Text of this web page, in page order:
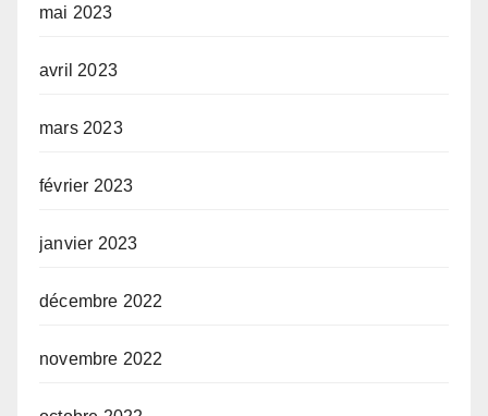
mai 2023
avril 2023
mars 2023
février 2023
janvier 2023
décembre 2022
novembre 2022